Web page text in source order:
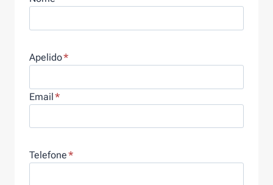
Apelido*
Email*
Telefone*